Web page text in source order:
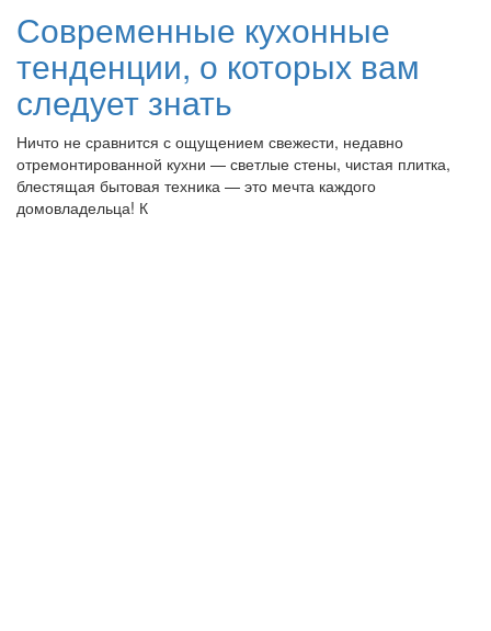
Современные кухонные
тенденции, о которых вам
следует знать
Ничто не сравнится с ощущением свежести, недавно
отремонтированной кухни — светлые стены, чистая плитка,
блестящая бытовая техника — это мечта каждого
домовладельца! К